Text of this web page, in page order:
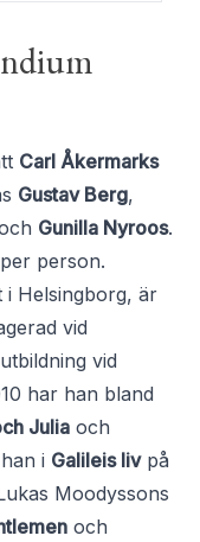
Carl Åkermarks
Gustav Berg,
Gunilla Nyroos.
person.
i Helsingborg, är
vid
vid
har han bland
Julia och
i Galileis livpå
Moodyssons
och